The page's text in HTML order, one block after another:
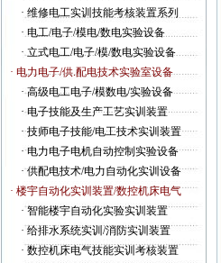
· 维修电工实训技能考核装置系列
· 电工/电子/模电/数电实验设备
·立式电工/电子/模/数电实验设备
· 电力电子/供.配电技术实验室设备
·高级电工电子/模数电/实验设备
·电子技能及生产工艺实训装置
·技师电子技能/电工技术实训装置
·电力电子电机自动控制实验设备
·供配电技术/电力自动化实训设备
· 楼宇自动化实训装置/数控机床电气
·智能楼宇自动化实验实训装置
· 给排水系统实训/消防实训装置
· 数控机床电气技能实训考核装置